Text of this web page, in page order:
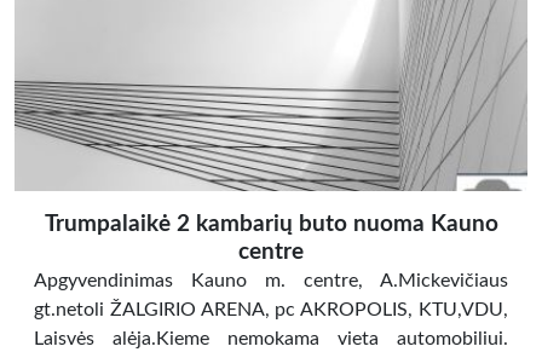
Trumpalaikė 2 kambarių buto nuoma Kauno
centre
Apgyvendinimas Kauno m. centre, A.Mickevičiaus
gt.netoli ŽALGIRIO ARENA, pc AKROPOLIS, KTU,VDU,
Laisvės alėja.Kieme nemokama vieta automobiliui.